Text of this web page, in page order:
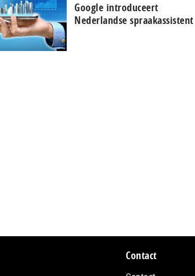
Google introduceert
Nederlandse spraakassistent
Contact